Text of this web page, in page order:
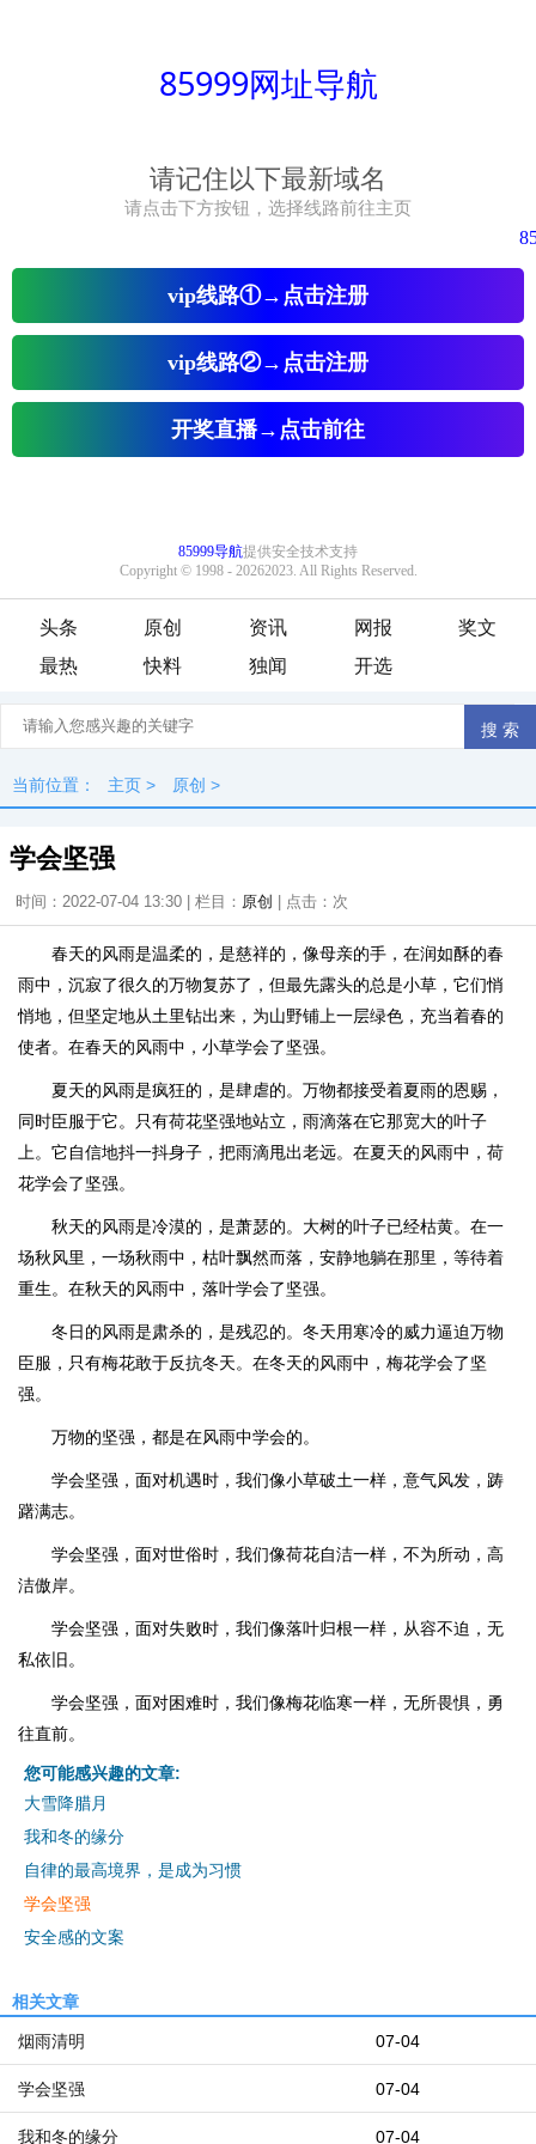
头条 原创 资讯 网报
奖文
最热
快料 独闻 开选
当前位置： 主页 > 原创 >
学会坚强
时间：2022-07-04 13:30 | 栏目： 原创 | 点击： 次
春天的风雨是温柔的，是慈祥的，像母亲的手，在润如酥的春
雨中，沉寂了很久的万物复苏了，但最先露头的总是小草，它们悄
悄地，但坚定地从土里钻出来，为山野铺上一层绿色，充当着春的
使者。在春天的风雨中，小草学会了坚强。
夏天的风雨是疯狂的，是肆虐的。万物都接受着夏雨的恩赐，
同时臣服于它。只有荷花坚强地站立，雨滴落在它那宽大的叶子
上。它自信地抖一抖身子，把雨滴甩出老远。在夏天的风雨中，荷
花学会了坚强。
秋天的风雨是冷漠的，是萧瑟的。大树的叶子已经枯黄。在一
场秋风里，一场秋雨中，枯叶飘然而落，安静地躺在那里，等待着
重生。在秋天的风雨中，落叶学会了坚强。
冬日的风雨是肃杀的，是残忍的。冬天用寒冷的威力逼迫万物
臣服，只有梅花敢于反抗冬天。在冬天的风雨中，梅花学会了坚
强。
万物的坚强，都是在风雨中学会的。
学会坚强，面对机遇时，我们像小草破土一样，意气风发，踌
躇满志。
学会坚强，面对世俗时，我们像荷花自洁一样，不为所动，高
洁傲岸。
学会坚强，面对失败时，我们像落叶归根一样，从容不迫，无
私依旧。
学会坚强，面对困难时，我们像梅花临寒一样，无所畏惧，勇
往直前。
您可能感兴趣的文章:
大雪降腊月
我和冬的缘分
自律的最高境界，是成为习惯
学会坚强
安全感的文案
相关文章
07-04
烟雨清明
07-04
学会坚强
07-04
我和冬的缘分